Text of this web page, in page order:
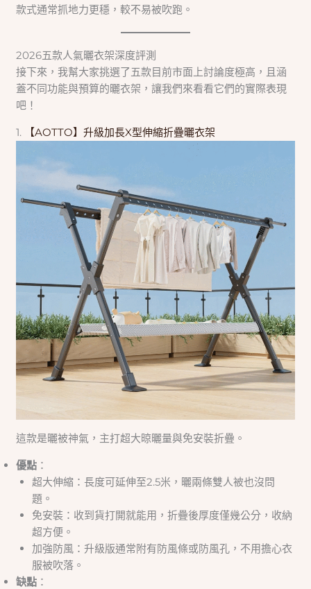
款式通常抓地力更穩，較不易被吹跑。
2026五款人氣曬衣架深度評測
接下來，我幫大家挑選了五款目前市面上討論度極高，且涵
蓋不同功能與預算的曬衣架，讓我們來看看它們的實際表現
吧！
1. 【AOTTO】升級加長X型伸縮折疊曬衣架
這款是曬被神氣，主打超大晾曬量與免安裝折疊。
優點 ：
超大伸縮：長度可延伸至2.5米，曬兩條雙人被也沒問
題。
免安裝：收到貨打開就能用，折疊後厚度僅幾公分，收納
超方便。
加強防風：升級版通常附有防風條或防風孔，不用擔心衣
服被吹落。
缺點 ：